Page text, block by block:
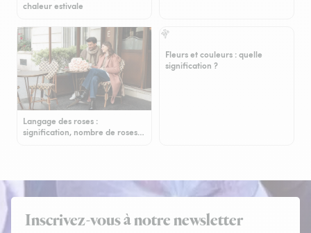
chaleur estivale
Langage des roses :
signification, nombre de roses…
Fleurs et couleurs : quelle
signification ?
Inscrivez-vous à notre newsletter